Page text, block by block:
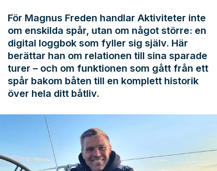
För Magnus Freden handlar Aktiviteter inte
om enskilda spår, utan om något större: en
digital loggbok som fyller sig själv. Här
berättar han om relationen till sina sparade
turer – och om funktionen som gått från ett
spår bakom båten till en komplett historik
över hela ditt båtliv.